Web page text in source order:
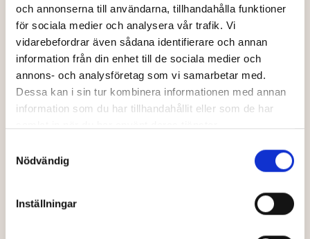
och annonserna till användarna, tillhandahålla funktioner
för sociala medier och analysera vår trafik. Vi
vidarebefordrar även sådana identifierare och annan
information från din enhet till de sociala medier och
annons- och analysföretag som vi samarbetar med.
Dessa kan i sin tur kombinera informationen med annan
information som du har tillhandahållit eller som de har
Nödvändig
Inställningar
Trygga, lyhörda och på din sida
utan att du förbinder dig till något. Tillsammans
pratar vi om din situation, vad du behöver och